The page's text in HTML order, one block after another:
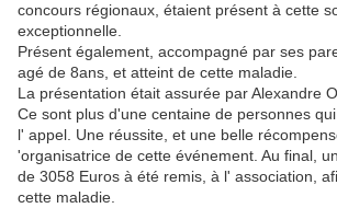
concours régionaux, étaient présent à cette
exceptionnelle.
Présent également, accompagné par ses
agé de 8ans, et atteint de cette maladie.
La présentation était assurée par Alexandre
Ce sont plus d'une centaine de personnes
l' appel. Une réussite, et une belle
'organisatrice de cette événement. Au final,
de 3058 Euros à été remis, à l' association,
cette maladie.